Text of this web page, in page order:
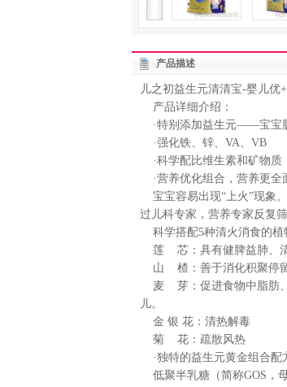
产品描述
儿之初益生元清清宝-婴儿优+
产品详细介绍：
·特别添加益生元——宝宝
·强化铁、锌、VA、VB
·科学配比维生素和矿物质
·营养优化组合，营养更全
宝宝容易出现“上火”现象
过儿科专家，营养专家反复
科学搭配5种清火消食的植
莲 芯：具有健脾益肺、
山 楂：善于消化积聚停留
麦 芽：促进食物中脂肪、
儿。
金 银 花：清热解毒
菊 花：疏散风热
·独特的益生元黄金组合配
低聚半乳糖（简称GOS，